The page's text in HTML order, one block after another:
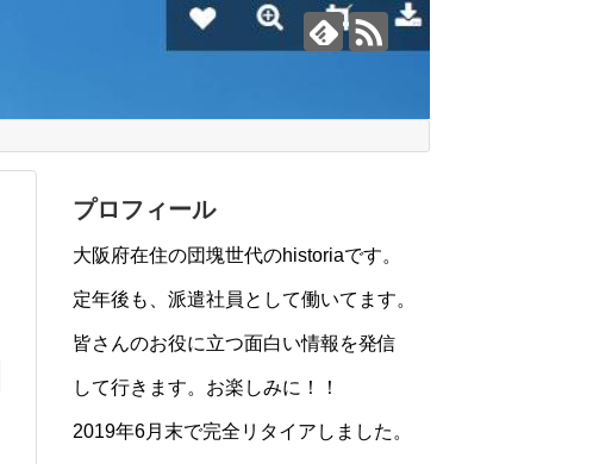
プロフィール
大阪府在住の団塊世代のhistoriaです。
定年後も、派遣社員として働いてます。
皆さんのお役に立つ面白い情報を発信
して行きます。お楽しみに！！
2019年6月末で完全リタイアしました。